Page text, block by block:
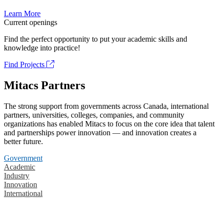
Learn More
Current openings
Find the perfect opportunity to put your academic skills and
knowledge into practice!
Find Projects
Mitacs Partners
The strong support from governments across Canada, international
partners, universities, colleges, companies, and community
organizations has enabled Mitacs to focus on the core idea that talent
and partnerships power innovation — and innovation creates a
better future.
Government
Academic
Industry
Innovation
International